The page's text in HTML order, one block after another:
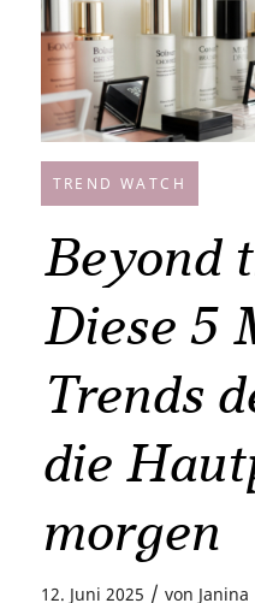
TREND WATCH
Beyond
Diese 5
Trends
die
morgen
12. Juni 2025 / von Janina